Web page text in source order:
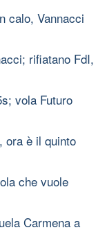
calo, Vannacci
rifiatano FdI,
vola Futuro
ora è il quinto
che vuole
Carmena a